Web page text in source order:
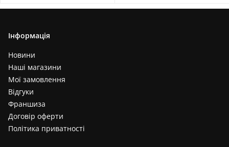
Інформація
Новини
Наші магазини
Мої замовлення
Відгуки
Франшиза
Договір оферти
Політика приватності